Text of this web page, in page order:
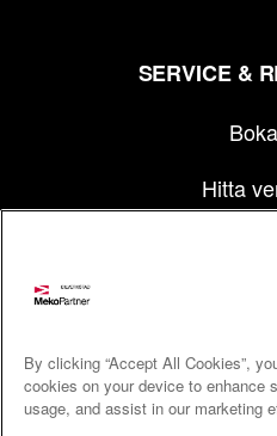
SERVICE &
Hitta
By clicking “Accept All Cookies”,
cookies on your device to enhance
usage, and assist in our marketing